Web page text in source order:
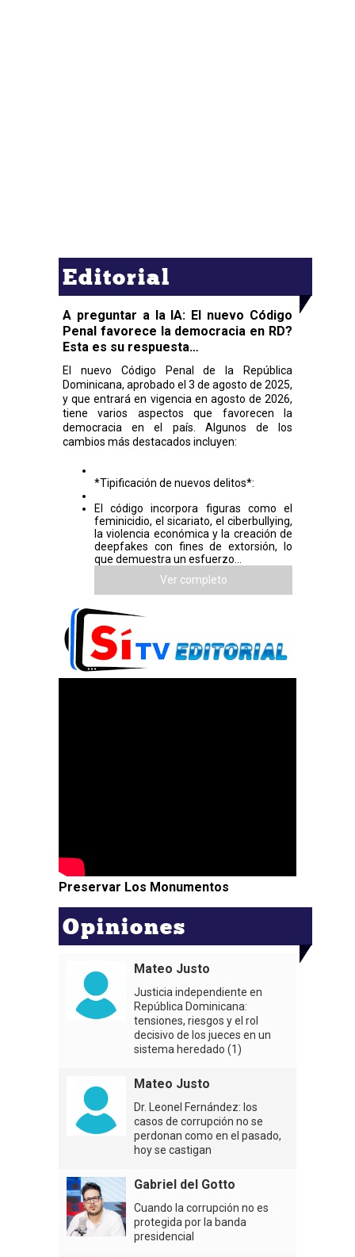
Editorial
A preguntar a la IA: El nuevo Código
Penal favorece la democracia en RD?
Esta es su respuesta…
El nuevo Código Penal de la República
Dominicana, aprobado el 3 de agosto de 2025,
y que entrará en vigencia en agosto de 2026,
tiene varios aspectos que favorecen la
democracia en el país. Algunos de los
cambios más destacados incluyen:
*Tipificación de nuevos delitos*:
El código incorpora figuras como el
feminicidio, el sicariato, el ciberbullying,
la violencia económica y la creación de
deepfakes con fines de extorsión, lo
que demuestra un esfuerzo...
Ver completo
Preservar Los Monumentos
Opiniones
Mateo Justo
Justicia independiente en
República Dominicana:
tensiones, riesgos y el rol
decisivo de los jueces en un
sistema heredado (1)
Mateo Justo
Dr. Leonel Fernández: los
casos de corrupción no se
perdonan como en el pasado,
hoy se castigan
Gabriel del Gotto
Cuando la corrupción no es
protegida por la banda
presidencial